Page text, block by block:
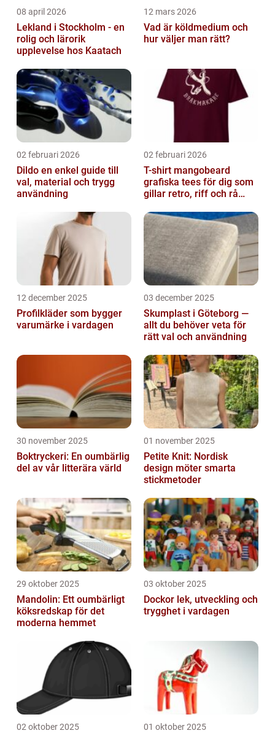
08 april 2026
Lekland i Stockholm - en
rolig och lärorik
upplevelse hos Kaatach
12 mars 2026
Vad är köldmedium och
hur väljer man rätt?
02 februari 2026
Dildo en enkel guide till
val, material och trygg
användning
02 februari 2026
T-shirt mangobeard
grafiska tees för dig som
gillar retro, riff och rå
12 december 2025
Profilkläder som bygger
varumärke i vardagen
03 december 2025
Skumplast i Göteborg —
allt du behöver veta för
rätt val och användning
30 november 2025
Boktryckeri: En oumbärlig
del av vår litterära värld
01 november 2025
Petite Knit: Nordisk
design möter smarta
stickmetoder
29 oktober 2025
Mandolin: Ett oumbärligt
köksredskap för det
moderna hemmet
03 oktober 2025
Dockor lek, utveckling och
trygghet i vardagen
02 oktober 2025 01 oktober 2025